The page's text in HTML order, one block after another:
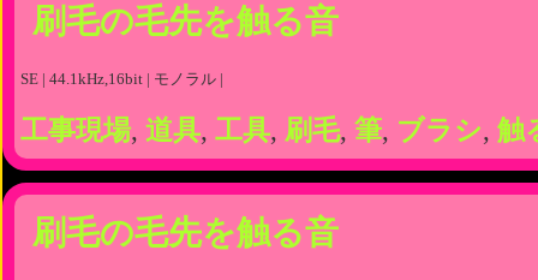
刷毛の毛先を触る音
SE | 44.1kHz,16bit | モノラル |
工事現場, 道具, 工具, 刷毛, 筆, ブラシ, 触
刷毛の毛先を触る音